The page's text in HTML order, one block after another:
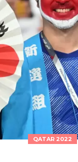
QATAR 2022